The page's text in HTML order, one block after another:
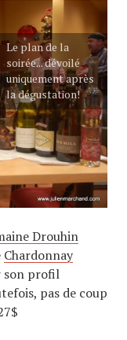
Le plan de la
soirée... dévoilé
uniquement après
la dégustation!
Drouhin
Chardonnay
son profil
pas de coup